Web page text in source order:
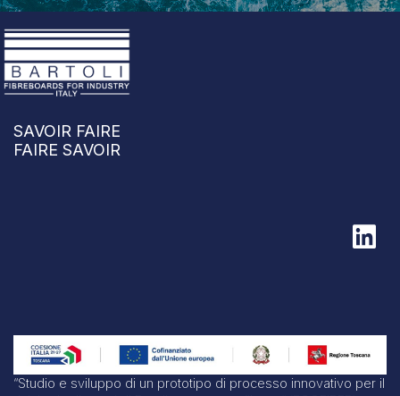
SAVOIR FAIRE
FAIRE SAVOIR
“Studio e sviluppo di un prototipo di processo innovativo per il